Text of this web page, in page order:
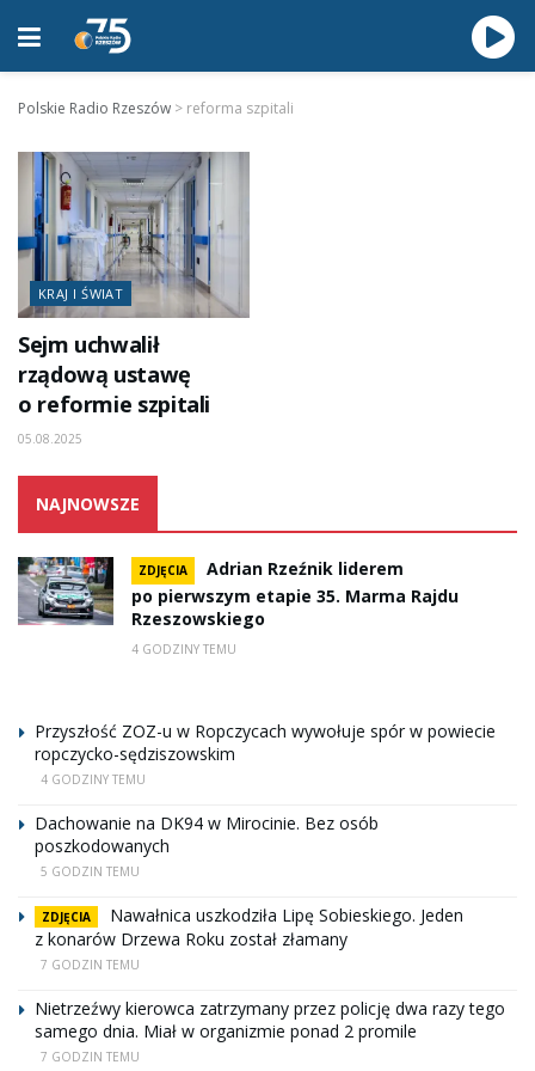
Polskie Radio Rzeszów > reforma szpitali
KRAJ I ŚWIAT
Sejm uchwalił
rządową ustawę
o reformie szpitali
05.08.2025
NAJNOWSZE
ZDJĘCIA
Adrian Rzeźnik liderem
po pierwszym etapie 35. Marma Rajdu
Rzeszowskiego
4 GODZINY TEMU
Przyszłość ZOZ-u w Ropczycach wywołuje spór w powiecie
ropczycko-sędziszowskim
4 GODZINY TEMU
Dachowanie na DK94 w Mirocinie. Bez osób
poszkodowanych
5 GODZIN TEMU
ZDJĘCIA
Nawałnica uszkodziła Lipę Sobieskiego. Jeden
z konarów Drzewa Roku został złamany
7 GODZIN TEMU
Nietrzeźwy kierowca zatrzymany przez policję dwa razy tego
samego dnia. Miał w organizmie ponad 2 promile
7 GODZIN TEMU